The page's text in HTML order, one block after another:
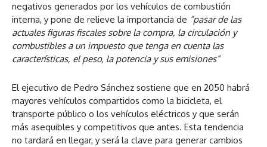
negativos generados por los vehículos de combustión
interna, y pone de relieve la importancia de “pasar de las
actuales figuras fiscales sobre la compra, la circulación y
combustibles a un impuesto que tenga en cuenta las
características, el peso, la potencia y sus emisiones”
El ejecutivo de Pedro Sánchez sostiene que en 2050 habrá
mayores vehículos compartidos como la bicicleta, el
transporte público o los vehículos eléctricos y que serán
más asequibles y competitivos que antes. Esta tendencia
no tardará en llegar, y será la clave para generar cambios